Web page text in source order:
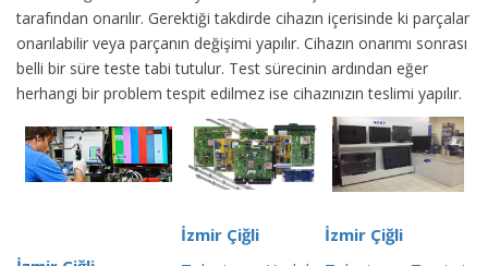
tarafından onarılır. Gerektiği takdirde cihazın içerisinde ki parçalar
onarılabilir veya parçanın değişimi yapılır. Cihazın onarımı sonrası
belli bir süre teste tabi tutulur. Test sürecinin ardından eğer
herhangi bir problem tespit edilmez ise cihazınızın teslimi yapılır.
İzmir Çiğli
İzmir Çiğli